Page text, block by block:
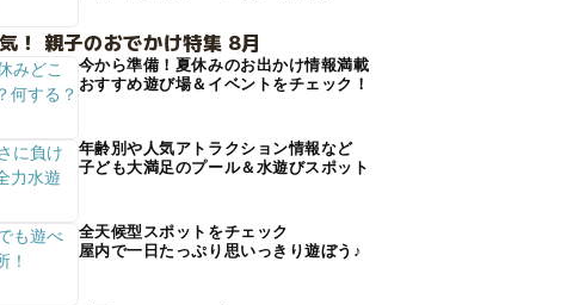
！ 親子のおでかけ特集 8月
今から準備！夏休みのお出かけ情報満載
おすすめ遊び場＆イベントをチェック！
年齢別や人気アトラクション情報など
子ども大満足のプール＆水遊びスポット
全天候型スポットをチェック
屋内で一日たっぷり思いっきり遊ぼう♪